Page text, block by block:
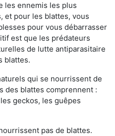
les ennemis les plus
et pour les blattes, vous
pour vous débarrasser
est que les prédateurs
de lutte antiparasitaire
blattes.
qui se nourrissent de
des blattes comprennent :
geckos, les guêpes
pas de blattes.